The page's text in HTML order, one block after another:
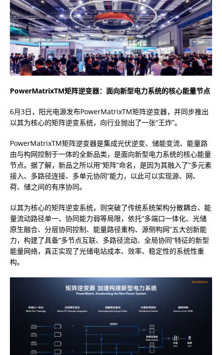
PowerMatrixTM矩阵逆变器：面向新型电力系统的核心能量节点
6月3日，阳光电源发布PowerMatrixTM矩阵逆变器，并同步推出
以其为核心的矩阵逆变系统，向行业抛出了一张“王炸”。
PowerMatrixTM矩阵逆变器是集成光伏逆变、储能变流、能量路
由与构网控制于一体的全新品类，是面向新型电力系统的核心能量
节点。据了解，新品之所以用“矩阵”命名，是因为其融入了“多元素
接入、多路径连接、多单元协同”能力，以此可以实现源、网、
荷、储之间的有序协同。
以其为核心的矩阵逆变系统，则突破了传统系统架构分散耦合、能
量流动路径单一、协同能力弱等局限，依托“多端口一体化、光储
原生融合、分层协同控制、能量路径重构、源侧构网”五大创新能
力，构建了具备“多节点互联、多路径流动、全局协同”特征的新型
能量网络，真正实现了光储电站成本、效率、稳定性的系统性重
构。